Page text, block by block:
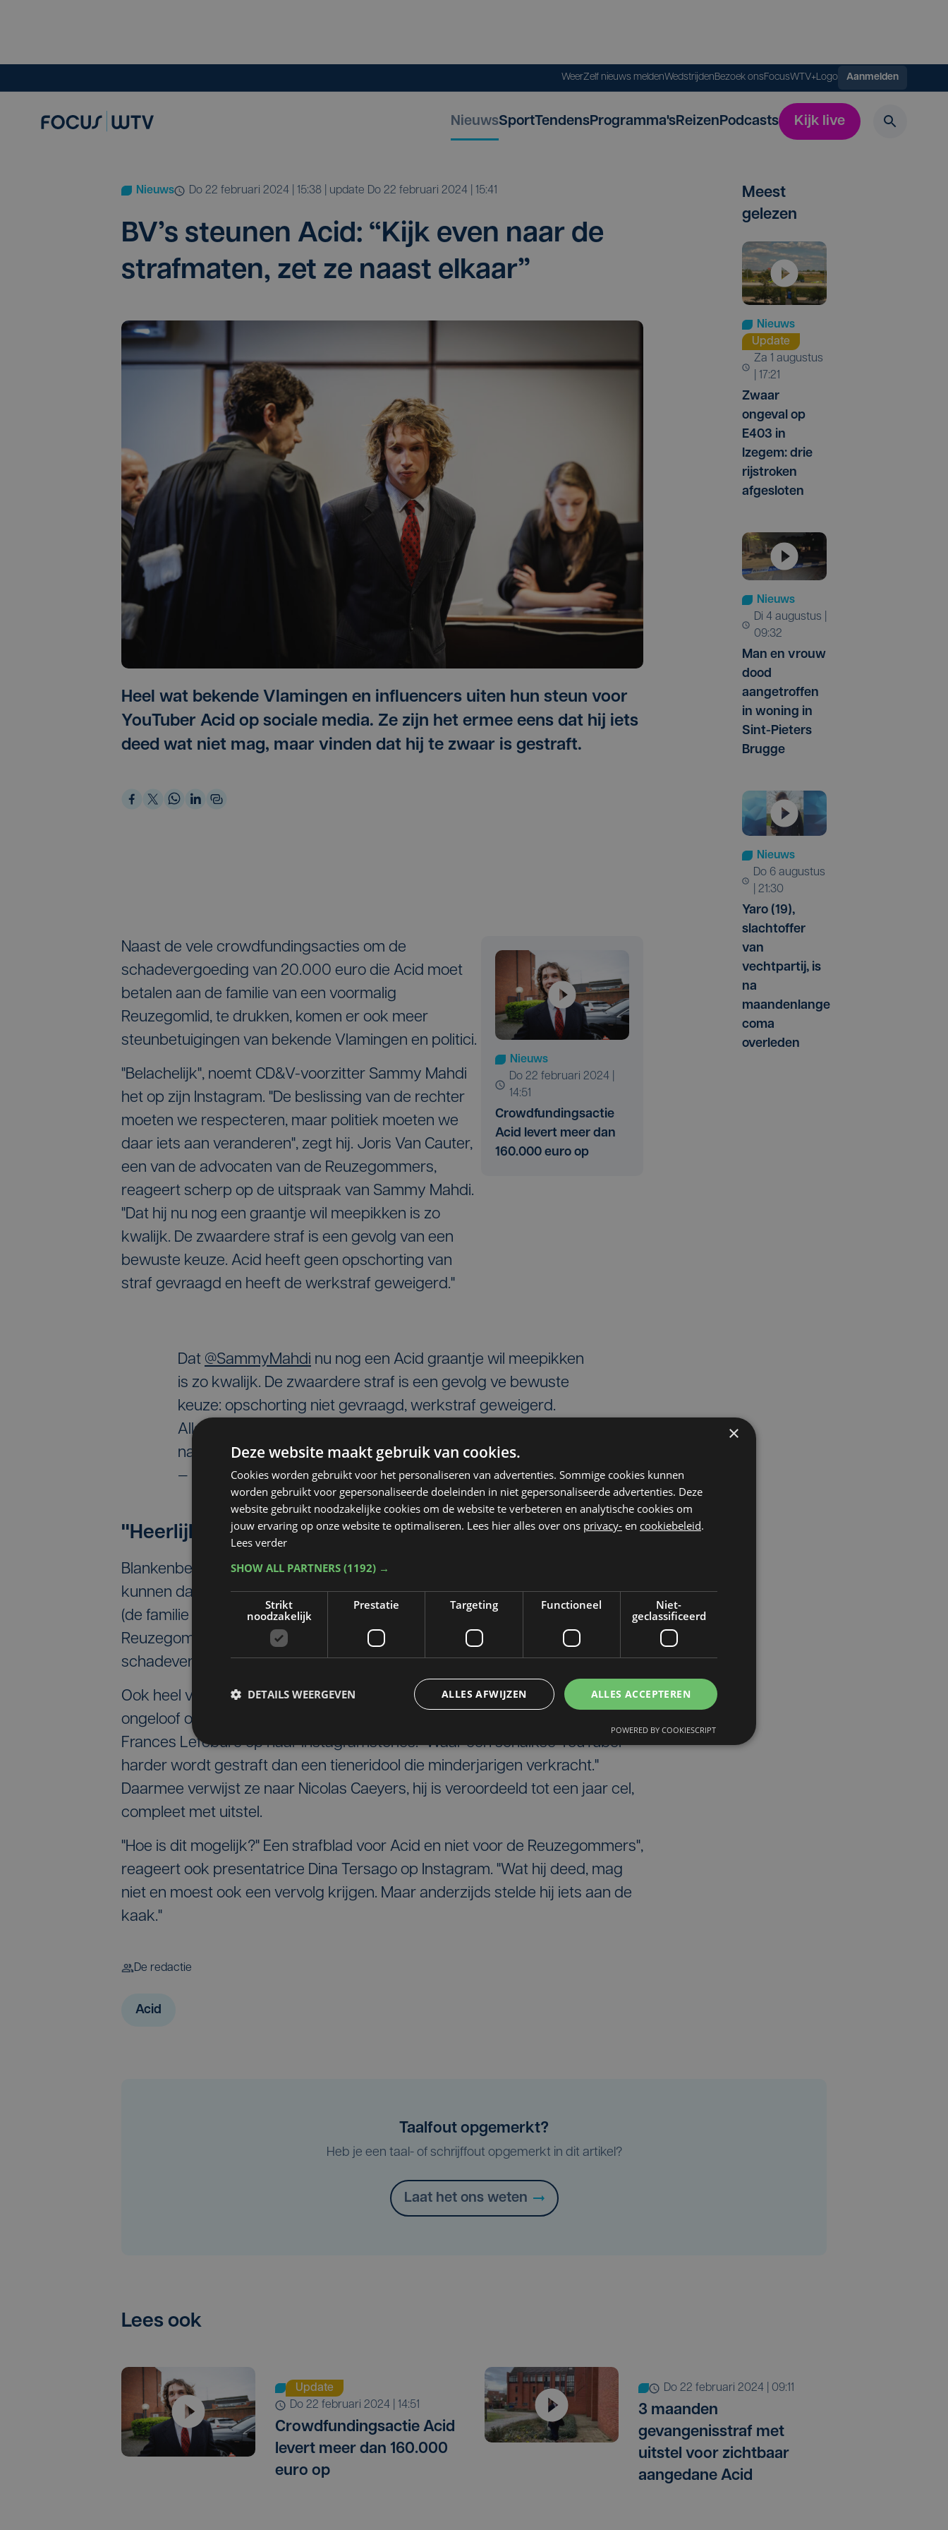
WeerZelf nieuws meldenWedstrijdenBezoek onsFocusWTV+Logo Aanmelden
NieuwsSportTendensProgramma'sReizenPodcasts Kijk live
Nieuws do 22 februari 2024 | 15:38 | update do 22 februari 2024 | 15:41
BV’s steu­nen Acid: “Kijk even naar de
straf­ma­ten, zet ze naast elkaar”
Heel wat bekende Vlamingen en influencers uiten hun steun voor
YouTuber Acid op sociale media. Ze zijn het ermee eens dat hij iets
deed wat niet mag, maar vinden dat hij te zwaar is gestraft.
Naast de vele crowdfundingsacties om de
schadevergoeding van 20.000 euro die Acid moet
betalen aan de familie van een voormalig
Reuzegomlid, te drukken, komen er ook meer
steunbetuigingen van bekende Vlamingen en politici.
"Belachelijk", noemt CD&V-voorzitter Sammy Mahdi
het op zijn Instagram. "De beslissing van de rechter
moeten we respecteren, maar politiek moeten we
daar iets aan veranderen", zegt hij. Joris Van Cauter,
een van de advocaten van de Reuzegommers,
reageert scherp op de uitspraak van Sammy Mahdi.
"Dat hij nu nog een graantje wil meepikken is zo
kwalijk. De zwaardere straf is een gevolg van een
bewuste keuze. Acid heeft geen opschorting van
straf gevraagd en heeft de werkstraf geweigerd."
Nieuws
do 22 februari 2024 |
14:51
Crowdfundingsactie
Acid levert meer dan
160.000 euro op
Dat @SammyMahdi nu nog een Acid graantje wil meepikken
is zo kwalijk. De zwaardere straf is een gevolg ve bewuste
keuze: opschorting niet gevraagd, werkstraf geweigerd.
Alles ter wille vh circus. En dat allemaal op kap v.
nabestaanden waar hij zo mee inzit...
— Joris Van Cauter (@jorisvancauter)February 22, 2024
"Heerlijk land waarin we leven"
Blankenbergs burgemeester Björn Prasse reageert kritisch. Hij vindt het niet
kunnen dat de schadevergoeding voor iemand die een kind heeft verloren
(de familie van Sanda Dia, red.) lager ligt dan in deze zaak. Alle
Reuzegommers moesten aan de vader en de broer van Sanda Dia een
schadevergoeding van respectievelijk 15.000 euro en 8.000 euro betalen.
Ook heel veel bekende Vlamingen, influencers en YouTubers uiten hun
ongeloof op sociale media. "Heerlijk land waarin we leven", zet actrice
Frances Lefebure op haar Instagramstories. "Waar een schalkse YouTuber
harder wordt gestraft dan een tieneridool die minderjarigen verkracht."
Daarmee verwijst ze naar Nicolas Caeyers, hij is veroordeeld tot een jaar cel,
compleet met uitstel.
"Hoe is dit mogelijk?" Een strafblad voor Acid en niet voor de Reuzegommers",
reageert ook presentatrice Dina Tersago op Instagram. "Wat hij deed, mag
niet en moest ook een vervolg krijgen. Maar anderzijds stelde hij iets aan de
kaak."
De redactie
Acid
Meest
gelezen
Nieuws
Update
za 1 augustus
| 17:21
Zwaar
ongeval op
E403 in
Izegem: drie
rijstroken
afgesloten
Nieuws
di 4 augustus |
09:32
Man en vrouw
dood
aangetroffen
in woning in
Sint-Pieters
Brugge
Nieuws
do 6 augustus
| 21:30
Yaro (19),
slachtoffer
van
vechtpartij, is
na
maandenlange
coma
overleden
Taalfout opgemerkt?
Heb je een taal- of schrijffout opgemerkt in dit artikel?
Laat het ons weten
Lees ook
Update
do 22 februari 2024 | 14:51
Crowdfundingsactie Acid
levert meer dan 160.000
euro op
do 22 februari 2024 | 09:11
3 maanden
gevangenisstraf met
uitstel voor zichtbaar
aangedane Acid
×
Deze website maakt gebruik van cookies.
Cookies worden gebruikt voor het personaliseren van advertenties. Sommige cookies kunnen
worden gebruikt voor gepersonaliseerde doeleinden in niet gepersonaliseerde advertenties. Deze
website gebruikt noodzakelijke cookies om de website te verbeteren en analytische cookies om
jouw ervaring op onze website te optimaliseren. Lees hier alles over ons privacy- en cookiebeleid.
Lees verder
SHOW ALL PARTNERS (1192) →
Strikt
noodzakelijk
Prestatie Targeting Functioneel
Niet-
geclassificeerd
ALLES ACCEPTEREN
ALLES AFWIJZEN
DETAILS WEERGEVEN
POWERED BY COOKIESCRIPT